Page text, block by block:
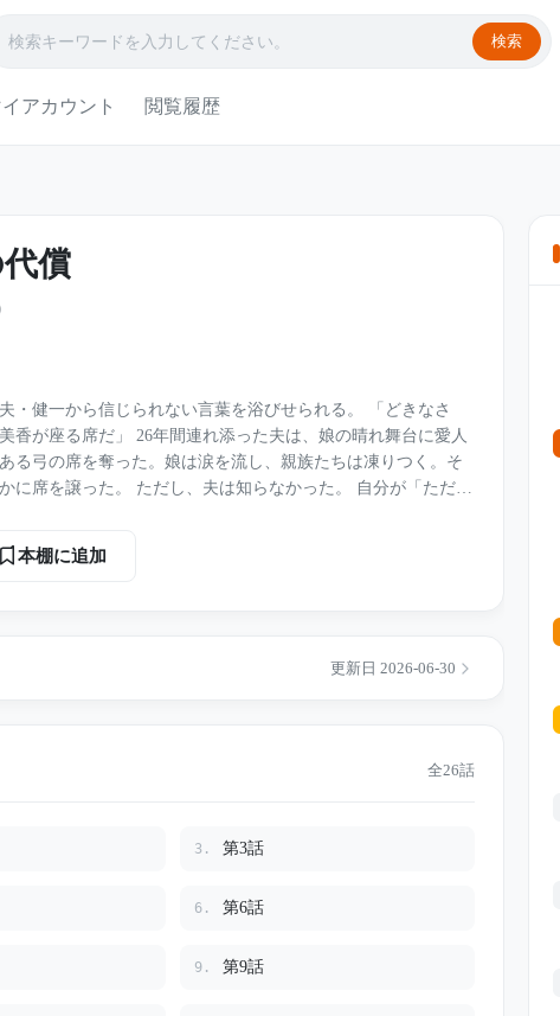
検索
アカウント 閲覧履歴
償
一から信じられない言葉を浴びせられる。 「どきなさ
添った夫は、娘の晴れ舞台に愛人
る弓の席を奪った。娘は涙を流し、親族たちは凍りつく。そ
知らなかった。 自分が「ただの
佐藤会長が、弓に深い恩を持つ人物だったことを。 結婚式
、会社の借金まで弓に押しつけようとする。さらに、娘のご
でも愛人と共に使い込んでいた。 しかし弓は、すでに
れた親族たちを巻き込む、静かな逆転劇へと変わっていく
本棚に追加
更新日 2026-06-30
全26話
3. 第3話
6. 第6話
9. 第9話